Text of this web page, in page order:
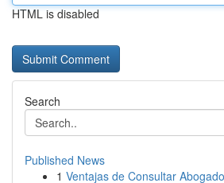
HTML is disabled
Search
Published News
1 Ventajas de Consultar